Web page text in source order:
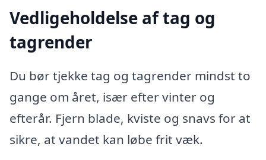
Vedligeholdelse af tag og
tagrender
Du bør tjekke tag og tagrender mindst to
gange om året, især efter vinter og
efterår. Fjern blade, kviste og snavs for at
sikre, at vandet kan løbe frit væk.